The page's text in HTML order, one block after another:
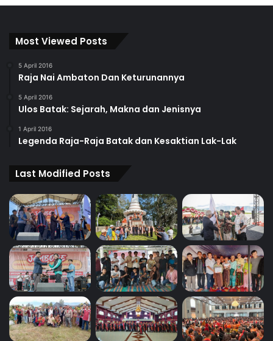
Most Viewed Posts
5 April 2016
Raja Nai Ambaton Dan Keturunannya
5 April 2016
Ulos Batak: Sejarah, Makna dan Jenisnya
1 April 2016
Legenda Raja-Raja Batak dan Kesaktian Lak-Lak
Last Modified Posts